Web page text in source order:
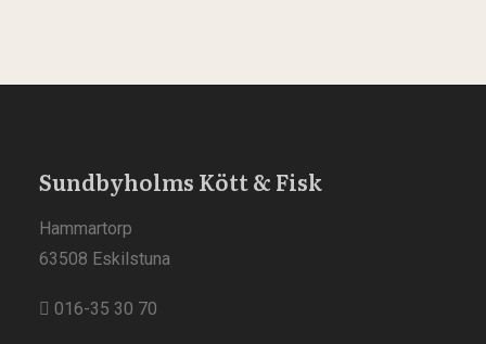
Sundbyholms Kött & Fisk
Hammartorp
63508 Eskilstuna
016-35 30 70